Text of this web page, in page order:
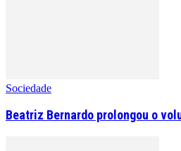
Sociedade
Beatriz Bernardo prolongou o